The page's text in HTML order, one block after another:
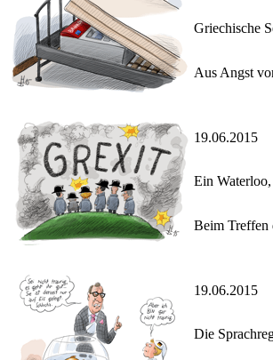
Griechische
Aus Angst
19.06.2015
Ein
Beim Treffen
19.06.2015
Die